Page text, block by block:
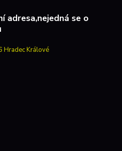
adresa,nejedná se o
Hradec Králové